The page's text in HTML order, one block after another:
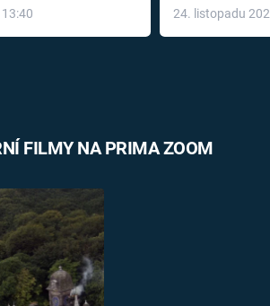
léky
24. listopadu
FILMY NA PRIMA ZOOM